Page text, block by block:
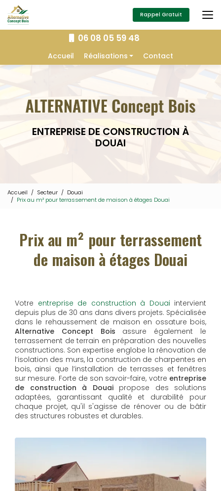
Aller
au
contenu
principal
06 08 05 59 48
Navigation secondaire
Accueil Réalisations
Isolation
Aménagement extérieur
Contact
Rappel Gratuit
ENTREPRISE DE CONSTRUCTION À
DOUAI
Accueil Secteur
Douai
Prix au m² pour terrassement de maison à étages Douai
Prix au m² pour terrassement
de maison à étages Douai
Votre entreprise de construction à Douai intervient
depuis plus de 30 ans dans divers projets. Spécialisée
dans le rehaussement de maison en ossature bois,
Alternative Concept Bois assure également le
terrassement de terrain en préparation des nouvelles
constructions. Son expertise englobe la rénovation de
l’isolation des murs, la construction de charpentes en
bois, ainsi que l’installation de terrasses et fenêtres
sur mesure. Forte de son savoir-faire, votre entreprise
de construction à Douaipropose des solutions
adaptées, garantissant qualité et durabilité pour
chaque projet, qu'il s'agisse de rénover ou de bâtir
des structures robustes et durables.